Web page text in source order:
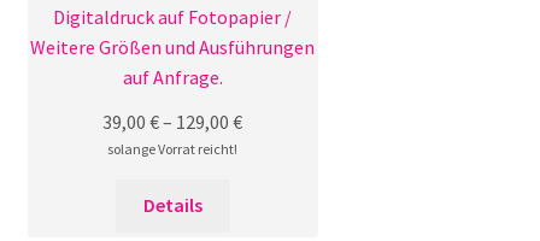
Digitaldruck auf Fotopapier /
Weitere Größen und Ausführungen
auf Anfrage.
39,00€– 129,00€
solange Vorrat reicht!
Details